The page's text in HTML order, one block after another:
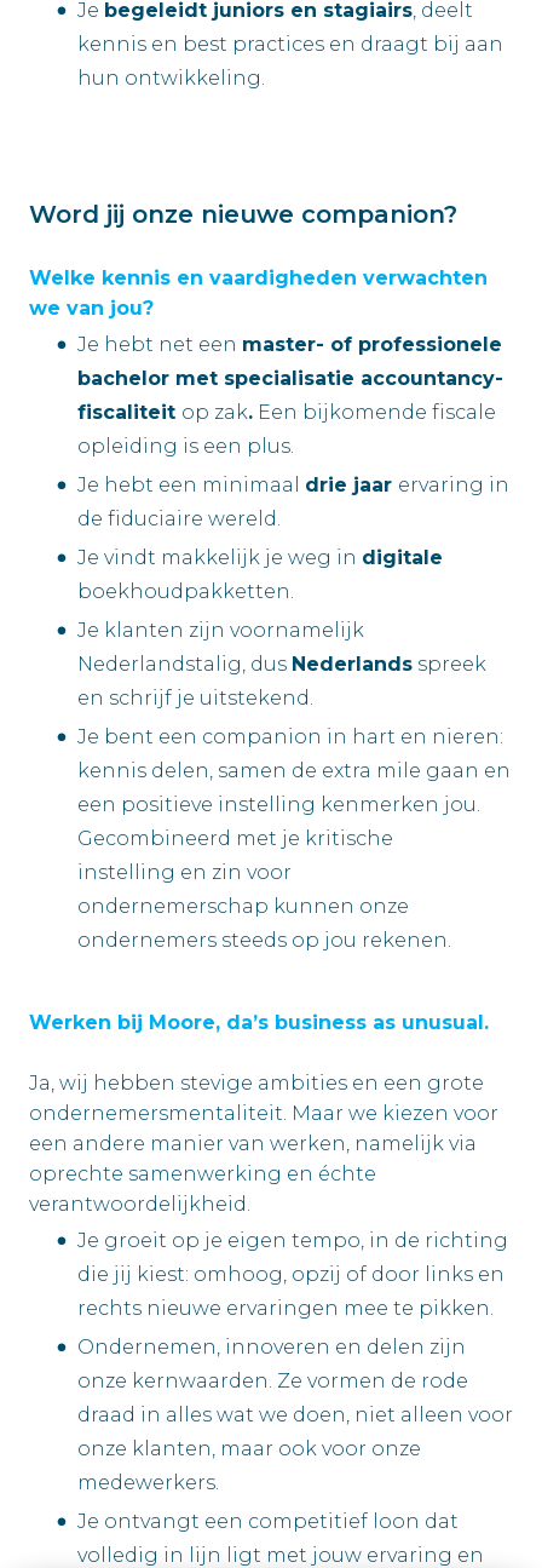
Je begeleidt juniors en stagiairs, deelt
kennis en best practices en draagt bij aan
hun ontwikkeling.
Word jij onze nieuwe companion?
Welke kennis en vaardigheden verwachten
we van jou?
Je hebt net een master- of professionele
bachelor met specialisatie accountancy-
fiscaliteit op zak. Een bijkomende fiscale
opleiding is een plus.
Je hebt een minimaal drie jaar ervaring in
de fiduciaire wereld.
Je vindt makkelijk je weg in digitale
boekhoudpakketten.
Je klanten zijn voornamelijk
Nederlandstalig, dus Nederlands spreek
en schrijf je uitstekend.
Je bent een companion in hart en nieren:
kennis delen, samen de extra mile gaan en
een positieve instelling kenmerken jou.
Gecombineerd met je kritische
instelling en zin voor
ondernemerschap kunnen onze
ondernemers steeds op jou rekenen.
Werken bij Moore, da’s business as unusual.
Ja, wij hebben stevige ambities en een grote
ondernemersmentaliteit. Maar we kiezen voor
een andere manier van werken, namelijk via
oprechte samenwerking en échte
verantwoordelijkheid.
Je groeit op je eigen tempo, in de richting
die jij kiest: omhoog, opzij of door links en
rechts nieuwe ervaringen mee te pikken.
Ondernemen, innoveren en delen zijn
onze kernwaarden. Ze vormen de rode
draad in alles wat we doen, niet alleen voor
onze klanten, maar ook voor onze
medewerkers.
Je ontvangt een competitief loon dat
volledig in lijn ligt met jouw ervaring en